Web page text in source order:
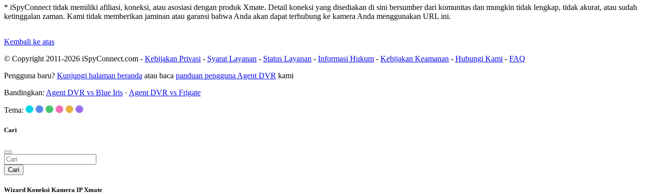
* iSpyConnect tidak memiliki afiliasi, koneksi, atau asosiasi dengan produk Xmate. Detail koneksi yang disediakan di sini bersumber dari komunitas dan mungkin tidak lengkap, tidak akurat, atau sudah
ketinggalan zaman. Kami tidak memberikan jaminan atau garansi bahwa Anda akan dapat terhubung ke kamera Anda menggunakan URL ini.
Kembali ke atas
© Copyright 2011-2026 iSpyConnect.com - Kebijakan Privasi - Syarat Layanan - Status Layanan - Informasi Hukum - Kebijakan Keamanan - Hubungi Kami - FAQ
Pengguna baru? Kunjungi halaman beranda atau baca panduan pengguna Agent DVR kami
Bandingkan: Agent DVR vs Blue Iris · Agent DVR vs Frigate
Tema:
Cari
Cari
Wizard Koneksi Kamera IP Xmate